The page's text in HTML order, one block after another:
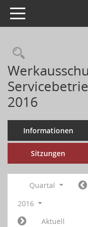
Toggle navigation
2016
Informationen
Sitzungen
Quartal
2016
Aktuell